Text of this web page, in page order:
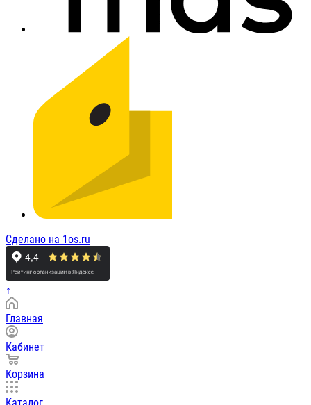
Сделано на 1os.ru
↑
Главная
Кабинет
Корзина